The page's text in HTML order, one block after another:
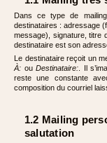
Dans ce type de
destinataires : adressage
message), signature, titre
destinataire est son
Le destinataire reçoit un
À: ouDestinataire: . Il
reste une constante
composition du courriel
1.2 Mailing
salutation